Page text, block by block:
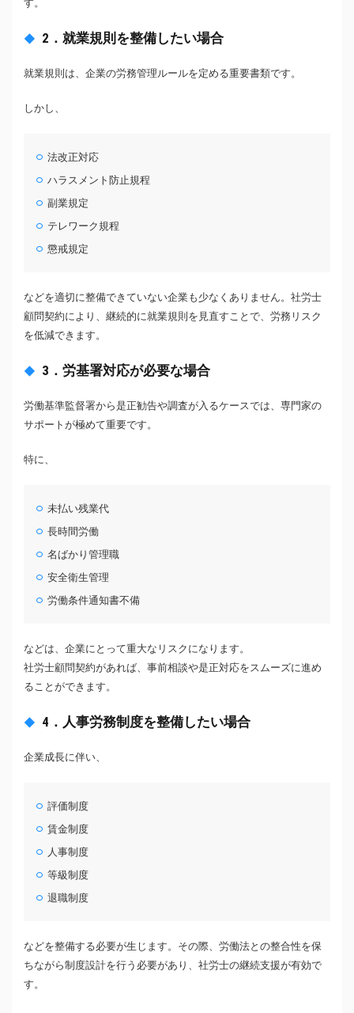
す。
2．就業規則を整備したい場合
就業規則は、企業の労務管理ルールを定める重要書類です。
しかし、
法改正対応
ハラスメント防止規程
副業規定
テレワーク規程
懲戒規定
などを適切に整備できていない企業も少なくありません。社労士
顧問契約により、継続的に就業規則を見直すことで、労務リスク
を低減できます。
3．労基署対応が必要な場合
労働基準監督署から是正勧告や調査が入るケースでは、専門家の
サポートが極めて重要です。
特に、
未払い残業代
長時間労働
名ばかり管理職
安全衛生管理
労働条件通知書不備
などは、企業にとって重大なリスクになります。
社労士顧問契約があれば、事前相談や是正対応をスムーズに進め
ることができます。
4．人事労務制度を整備したい場合
企業成長に伴い、
評価制度
賃金制度
人事制度
等級制度
退職制度
などを整備する必要が生じます。その際、労働法との整合性を保
ちながら制度設計を行う必要があり、社労士の継続支援が有効で
す。